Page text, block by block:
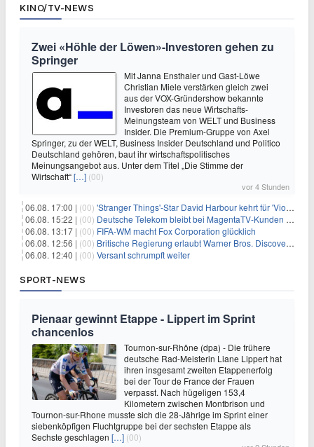
KINO/TV-NEWS
Zwei «Höhle der Löwen»-Investoren gehen zu
Springer
Mit Janna Ensthaler und Gast-Löwe
Christian Miele verstärken gleich zwei
aus der VOX-Gründershow bekannte
Investoren das neue Wirtschafts-
Meinungsteam von WELT und Business
Insider. Die Premium-Gruppe von Axel
Springer, zu der WELT, Business Insider Deutschland und Politico
Deutschland gehören, baut ihr wirtschaftspolitisches
Meinungsangebot aus. Unter dem Titel „Die Stimme der
Wirtschaft“[…] (00)
vor 4 Stunden
06.08. 17:00 | (00) 'Stranger Things'-Star David Harbour kehrt für 'Violent Night 2' zurück – Kristen Bell stößt zur Besetzung
06.08. 15:22 | (00) Deutsche Telekom bleibt bei MagentaTV-Kunden vage
06.08. 13:17 | (00) FIFA-WM macht Fox Corporation glücklich
06.08. 12:56 | (00) Britische Regierung erlaubt Warner Bros. Discovery-Übernahme
06.08. 12:40 | (00) Versant schrumpft weiter
SPORT-NEWS
Pienaar gewinnt Etappe - Lippert im Sprint
chancenlos
Tournon-sur-Rhône (dpa) - Die frühere
deutsche Rad-Meisterin Liane Lippert hat
ihren insgesamt zweiten Etappenerfolg
bei der Tour de France der Frauen
verpasst. Nach hügeligen 153,4
Kilometern zwischen Montbrison und
Tournon-sur-Rhone musste sich die 28-Jährige im Sprint einer
siebenköpfigen Fluchtgruppe bei der sechsten Etappe als
Sechste geschlagen […] (00)